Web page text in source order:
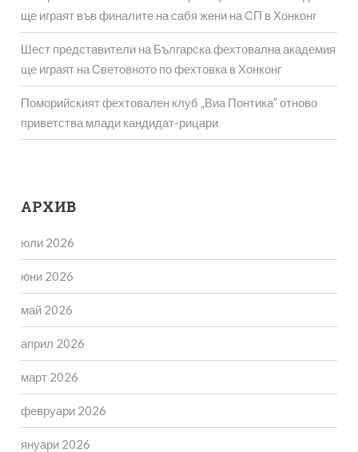
ще играят във финалите на сабя жени на СП в Хонконг
Шест представители на Българска фехтовална академия
ще играят на Световното по фехтовка в Хонконг
Поморийският фехтовален клуб „Виа Понтика” отново
приветства млади кандидат-рицари
АРХИВ
юли 2026
юни 2026
май 2026
април 2026
март 2026
февруари 2026
януари 2026